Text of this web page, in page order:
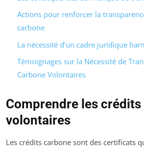
Actions pour renforcer la
carbone
La nécessité d’un cadre juridique
Témoignages sur la Nécessité de
Carbone Volontaires
Comprendre les
volontaires
Les crédits carbone sont des certificats